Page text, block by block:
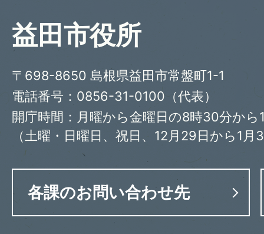
益田市役所
〒698-8650 島根県益田市常盤町1-1
電話番号：0856-31-0100（代表）
開庁時間：月曜から金曜日の8時30分から
（土曜・日曜日、祝日、12月29日から1月
各課のお問い合わせ先